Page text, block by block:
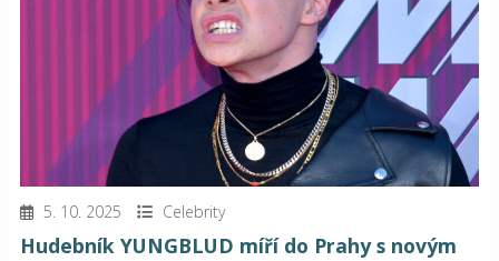
5. 10. 2025 Celebrity
Hudebník YUNGBLUD míří do Prahy s novým